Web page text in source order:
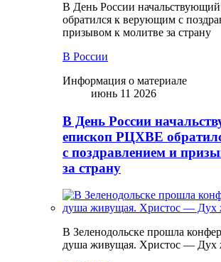
В День России
обратился к верующим с
призывом к молитве за страну
В России
Информация о материале
июнь 11 2026
В День России
епископ РЦХВЕ
с поздравлением и
за страну
В Зеленодольске прошла
душа живущая. Христос — Дух